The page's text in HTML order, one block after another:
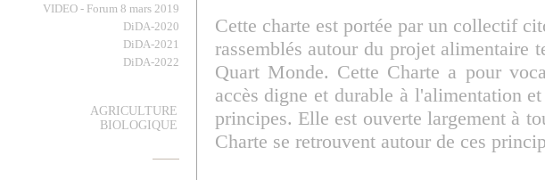
VIDEO - Forum 8 mars 2019
DiDA-2020
DiDA-2021
DiDA-2022
AGRICULTURE
BIOLOGIQUE
Cette charte est portée par un collectif
rassemblés autour du projet alimentaire
Quart Monde. Cette Charte a pour
accès digne et durable à l'alimentation
principes. Elle est ouverte largement à
Charte se retrouvent autour de ces